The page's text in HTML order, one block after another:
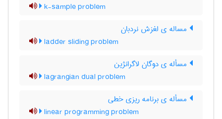
k-sample problem
مساله ی لغزش نردبان
ladder sliding problem
مسأله ی دوگان لاگرانژین
lagrangian dual problem
مسأله ی برنامه ریزی خطی
linear programming problem